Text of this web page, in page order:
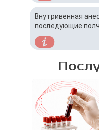
Внутривенная
последующие